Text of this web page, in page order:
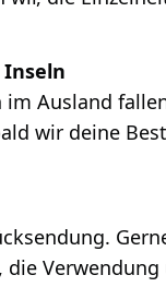
Inseln
Ausland
wir deine